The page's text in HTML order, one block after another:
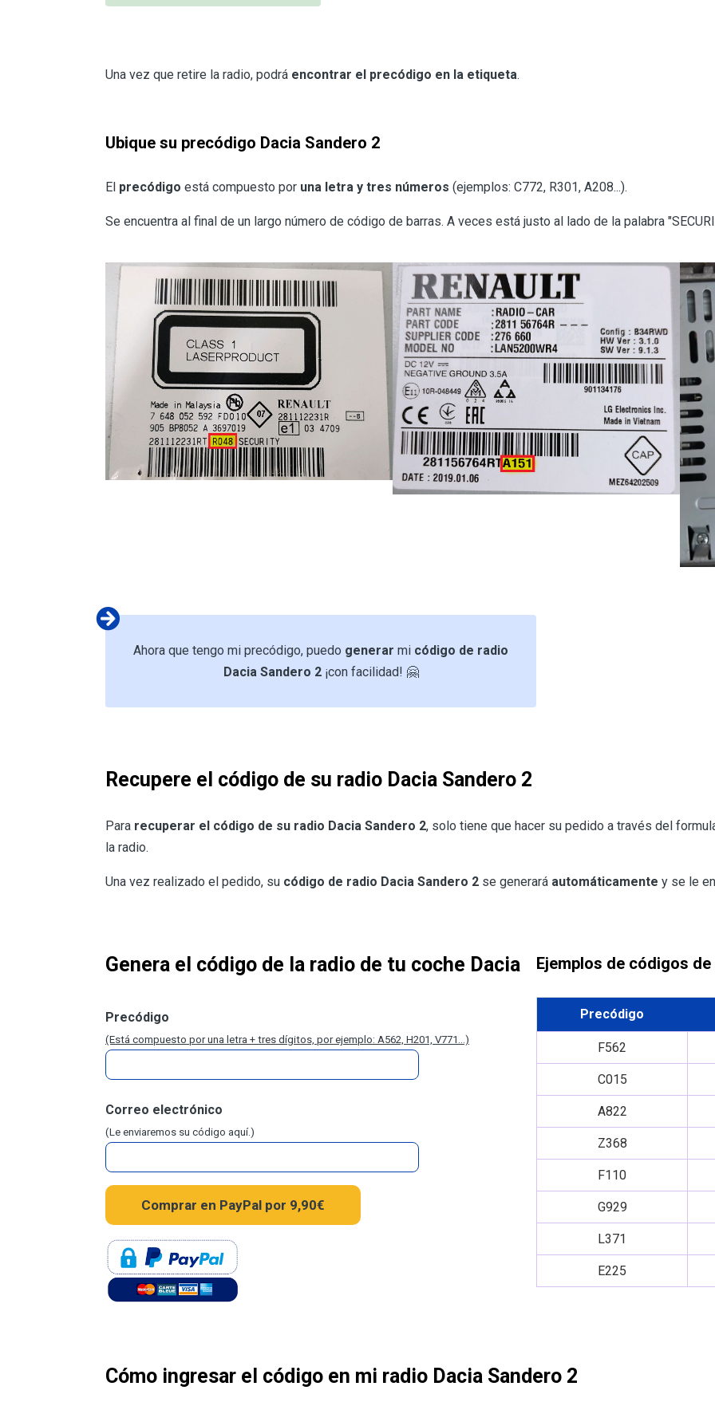
Una vez que retire la radio, podrá encontrar el precódigo en la etiqueta.
Ubique su precódigo Dacia Sandero 2
El precódigo está compuesto por una letra y tres números (ejemplos: C772, R301, A208...).
Se encuentra al final de un largo número de código de barras. A veces está justo al lado de la palabra
Ahora que tengo mi precódigo, puedo generar mi código de radio
Dacia Sandero 2¡con facilidad! 🤗
Recupere el código de su radio Dacia Sandero 2
Para recuperar el código de su radio Dacia Sandero 2, solo tiene que hacer su pedido a través del
la radio.
Una vez realizado el pedido, su código de radio Dacia Sandero 2 se generará automáticamente y se le
Genera el código de la radio de tu coche Dacia
Precódigo
(Está compuesto por una letra + tres dígitos, por ejemplo: A562, H201, V771...)
Correo electrónico
(Le enviaremos su código aquí.)
Ejemplos de códigos
Precódigo
F562
C015
A822
Z368
F110
G929
L371
E225
Cómo ingresar el código en mi radio Dacia Sandero 2